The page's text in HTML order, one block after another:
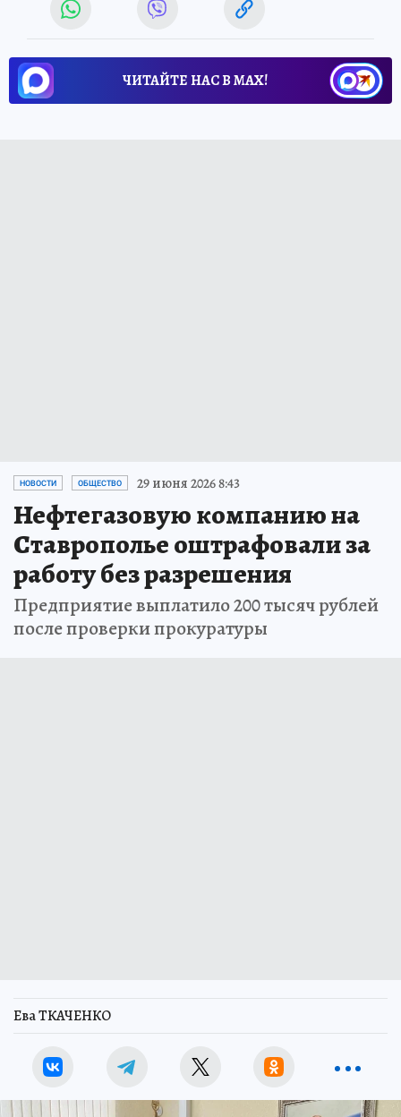
ЧИТАЙТЕ НАС В МАХ!
НОВОСТИ ОБЩЕСТВО 29 июня 2026 8:43
Нефтегазовую компанию на
Ставрополье оштрафовали за
работу без разрешения
Предприятие выплатило 200 тысяч рублей
после проверки прокуратуры
Ева ТКАЧЕНКО